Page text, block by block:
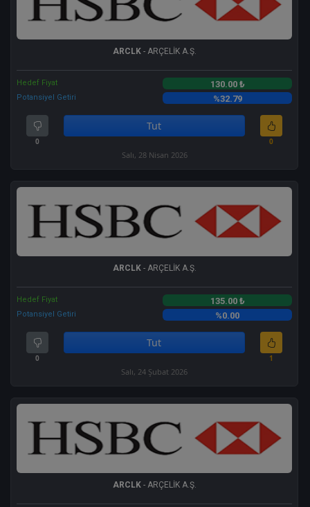
ARCLK- ARÇELİK A.Ş.
Hedef Fiyat 130.00 ₺
Potansiyel Getiri %32.79
0
Tut
0
Salı, 28 Nisan 2026
ARCLK- ARÇELİK A.Ş.
Hedef Fiyat 135.00 ₺
Potansiyel Getiri %0.00
0
Tut
1
Salı, 24 Şubat 2026
ARCLK- ARÇELİK A.Ş.